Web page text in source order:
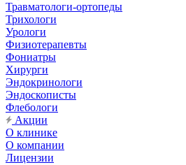
Травматологи-ортопеды
Трихологи
Урологи
Физиотерапевты
Фониатры
Хирурги
Эндокринологи
Эндоскописты
Флебологи
Акции
О клинике
О компании
Лицензии